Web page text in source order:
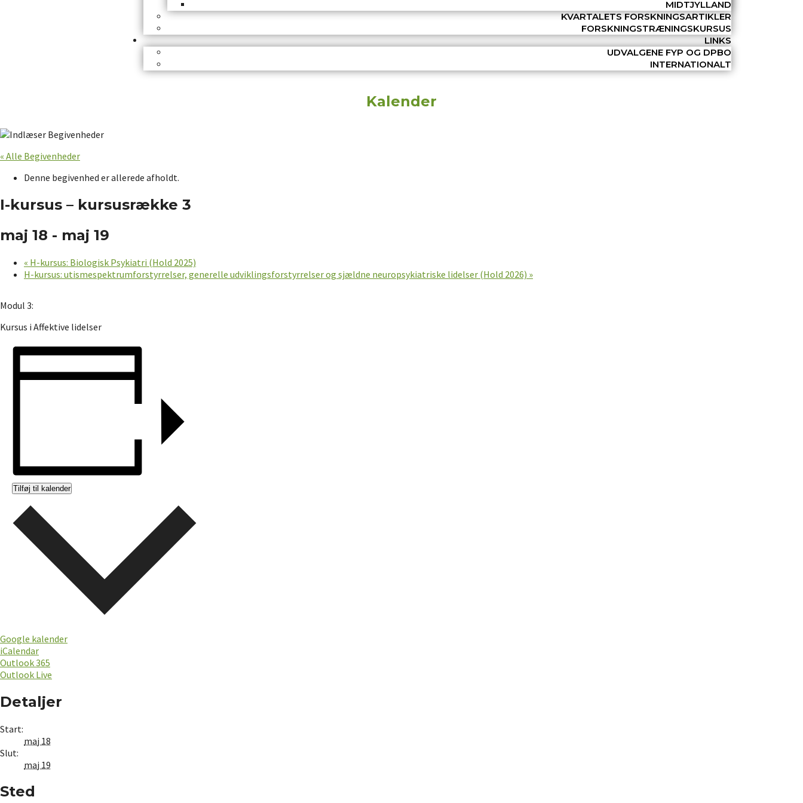
MIDTJYLLAND
KVARTALETS FORSKNINGSARTIKLER
FORSKNINGSTRÆNINGSKURSUS
LINKS
UDVALGENE FYP OG DPBO
INTERNATIONALT
Kalender
« Alle Begivenheder
Denne begivenhed er allerede afholdt.
I-kursus – kursusrække 3
maj 18 - maj 19
« H-kursus: Biologisk Psykiatri (Hold 2025)
H-kursus: utismespektrumforstyrrelser, generelle udviklingsforstyrrelser og sjældne neuropsykiatriske lidelser (Hold 2026) »
Modul 3:
Kursus i Affektive lidelser
Tilføj til kalender
Google kalender
iCalendar
Outlook 365
Outlook Live
Detaljer
Start:
maj 18
Slut:
maj 19
Sted